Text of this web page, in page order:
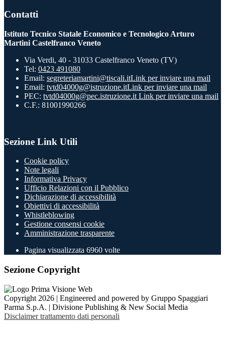
Contatti
Istituto Tecnico Statale Economico e Tecnologico Arturo
Martini Castelfranco Veneto
Via Verdi, 40 - 31033 Castelfranco Veneto (TV)
Tel: 0423 491080
Email: segreteriamartini@tiscali.itLink per inviare una mail
Email: tvtd04000g@istruzione.itLink per inviare una mail
PEC: tvtd04000g@pec.istruzione.it Link per inviare una mail
C.F.: 81001990266
Sezione Link Utili
Cookie policy
Note legali
Informativa Privacy
Ufficio Relazioni con il Pubblico
Dichiarazione di accessibilità
Obiettivi di accessibilità
Whistleblowing
Gestione consensi cookie
Amministrazione trasparente
Pagina visualizzata 6960 volte
Sezione Copyright
Copyright 2026 | Engineered and powered by Gruppo Spaggiari
Parma S.p.A. | Divisione Publishing & New Social Media
Disclaimer trattamento dati personali